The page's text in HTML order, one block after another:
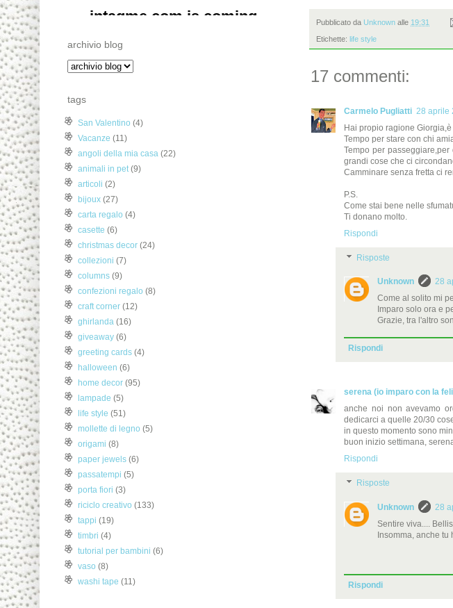
Pubblicato da Unknown alle 19:31
Etichette: life style
17 commenti:
Carmelo Pugliatti 28 aprile
Hai propio ragione
Tempo per stare con chi
Tempo per
grandi cose che ci
Camminare senza fretta ci
P.S.
Come stai bene nelle
Ti donano molto.
Rispondi
Risposte
Unknown
28
Come al solito mi
Imparo solo ora e
Grazie, tra l'altro
Rispondi
serena (io imparo con la
anche noi non avevamo
dedicarci a quelle 20/30
in questo momento sono
buon inizio settimana,
Rispondi
Risposte
Unknown
28
Sentire viva....
Insomma, anche tu
Rispondi
archivio blog
tags
San Valentino (4)
Vacanze (11)
angoli della mia casa (22)
animali in pet (9)
articoli (2)
bijoux (27)
carta regalo (4)
casette (6)
christmas decor (24)
collezioni (7)
columns (9)
confezioni regalo (8)
craft corner (12)
ghirlanda (16)
giveaway (6)
greeting cards (4)
halloween (6)
home decor (95)
lampade (5)
life style (51)
mollette di legno (5)
origami (8)
paper jewels (6)
passatempi (5)
porta fiori (3)
riciclo creativo (133)
tappi (19)
timbri (4)
tutorial per bambini (6)
vaso (8)
washi tape (11)